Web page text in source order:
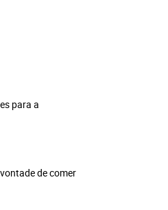
para a
de comer